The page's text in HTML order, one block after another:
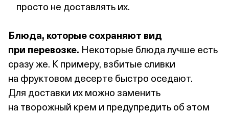
просто не доставлять их.
Блюда, которые сохраняют вид
при перевозке. Некоторые блюда лучше есть
сразу же. К примеру, взбитые сливки
на фруктовом десерте быстро оседают.
Для доставки их можно заменить
на творожный крем и предупредить об этом